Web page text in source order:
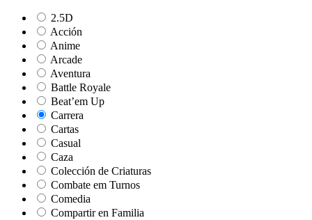
2.5D
Acción
Anime
Arcade
Aventura
Battle Royale
Beat’em Up
Carrera
Cartas
Casual
Caza
Colección de Criaturas
Combate em Turnos
Comedia
Compartir en Familia